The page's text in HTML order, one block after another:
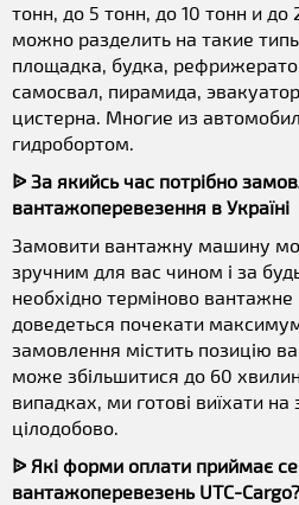
тонн, до 5 тонн, до 10 тонн и
можно разделить на такие
площадка, будка,
самосвал, пирамида,
цистерна. Многие из
гидробортом.
ᐉ За якийсь час потрібно
вантажоперевезення в Україні
Замовити вантажну машину
зручним для вас чином і за
необхідно терміново
доведеться почекати
замовлення містить позицію
може збільшитися до 60
випадках, ми готові виїхати
цілодобово.
ᐉ Які форми оплати приймає
вантажоперевезень UTC-Cargo?